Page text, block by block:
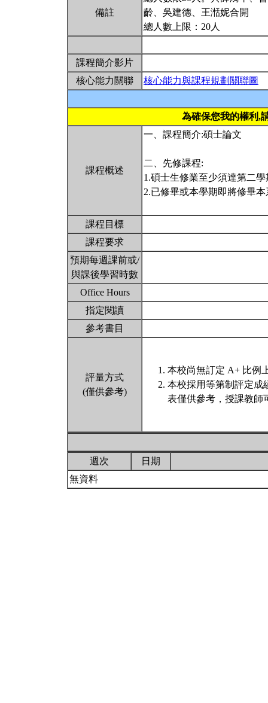
備註
齡、吳建德、王湉妮合開
總人數上限：20人
課程簡介影片
核心能力關聯
核心能力與課程規劃關聯圖
為確保您我的權利,
課程概述
一、課程簡介:碩士論文
二、先修課程:
1.碩士生修業至少須達第二學
2.已修畢或本學期即將修畢
課程目標
課程要求
預期每週課前或/
與課後學習時數
Office Hours
指定閱讀
參考書目
評量方式
(僅供參考)
本校尚無訂定 A+ 比例
本校採用等第制評定成
表僅供參考，授課教師
週次
日期
無資料